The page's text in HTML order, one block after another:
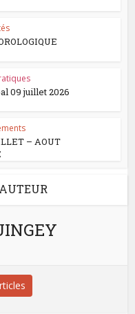
09 juillet 2026
– AOUT